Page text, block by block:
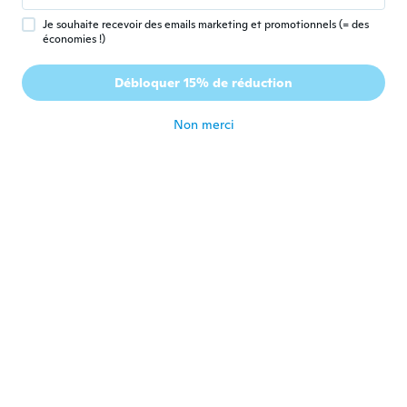
Micheal
Inscrit depuis 2017 · 73 avis
Je souhaite recevoir des emails marketing et promotionnels (= des
économies !)
Débloquer 15% de réduction
Non merci